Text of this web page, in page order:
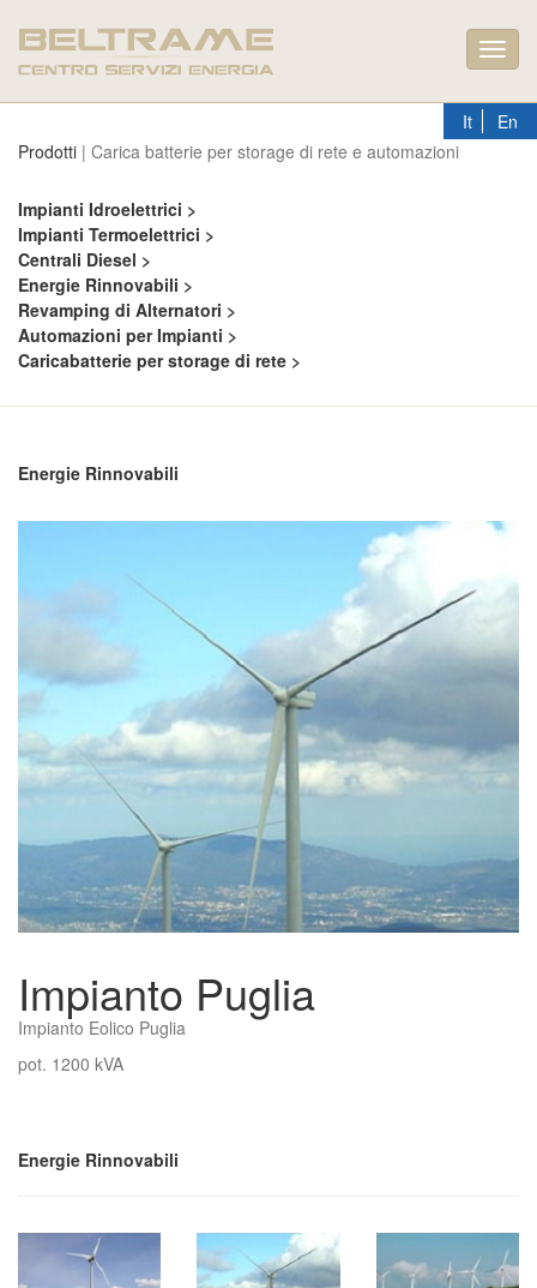
It
En
Prodotti | Carica batterie per storage di rete e automazioni
Impianti Idroelettrici >
Impianti Termoelettrici >
Centrali Diesel >
Energie Rinnovabili >
Revamping di Alternatori >
Automazioni per Impianti >
Caricabatterie per storage di rete >
Energie Rinnovabili
Impianto Puglia
Impianto Eolico Puglia
pot. 1200 kVA
Energie Rinnovabili